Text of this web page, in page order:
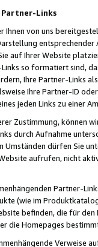
Partner-Links
von uns
auf Ihrer Website
so formatiert sind,
Ihre Partner-Links
Ihre Partner-ID
jeden Links zu einer
Zustimmung, können
durch Aufnahme
Umständen dürfen Sie
aufrufen, nicht
Partner-
(wie im
befinden, die für
die Homepages